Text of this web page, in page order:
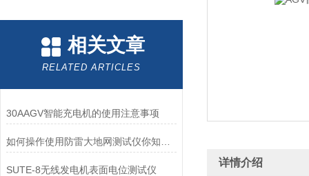
相关文章
RELATED ARTICLES
30AAGV智能充电机的使用注意事项
SUTE-8无线发电机表面电位测试仪
详情介绍